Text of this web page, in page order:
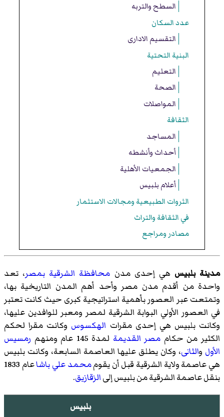
السطح والتربه
عدد السكان
التقسيم الادارى
البنية التحتية
التعليم
الصحة
المواصلات
الثقافة
المساجد
أحداث وأنشطه
الجمعيات الأهلية
أعلام بلبيس
الثروات الطبيعية ومجالات الاستثمار
في الثقافة والتراث
مصادر ومراجع
مدينة بلبيس هي إحدى مدن محافظة الشرقية بمصر، تعد
واحدة من أقدم مدن مصر وأحد أهم المدن التاريخية بها،
وتمتعت عبر العصور بأهمية استراتيجية كبرى حيث كانت تعتبر
في العصور الأولي البوابة الشرقية لمصر ومعبر للوافدين عليها،
وكانت بلبيس هي إحدى مقرات الهكسوس وكانت مقرا لحكم
الكثير من حكام مصر القديمة لمدة 145 عام ومنهم
رمسيس
الأول والثانى، وكان يطلق عليها العاصمة السابعة، وكانت بلبيس
هي عاصمة ولاية الشرقية قبل أن يقوممحمد علي باشا
عام 1833
بنقل عاصمة الشرقية من بلبيس إلىالزقازيق.
بلبيس